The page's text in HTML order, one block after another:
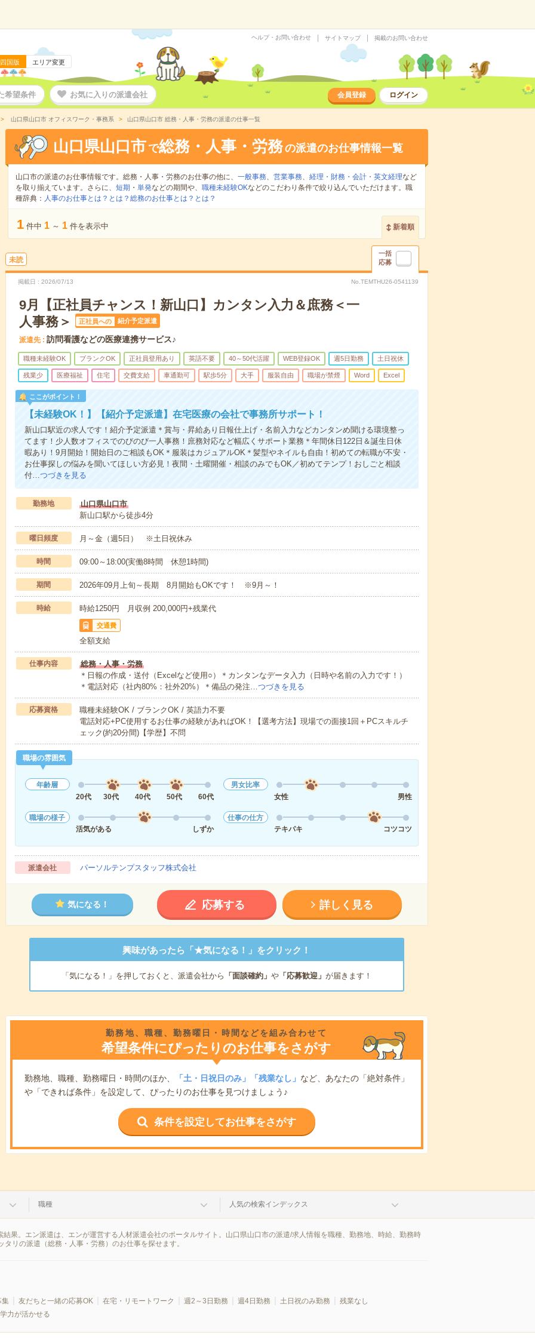
国版 エリア変更
ヘルプ・お問い合わせ サイトマップ 掲載のお問い合わせ
希望条件 お気に入りの派遣会社 会員登録 ログイン
山口県山口市 オフィスワーク・事務系 山口県山口市 総務・人事・労務の派遣の仕事一覧
山口県山口市 で総務・人事・労務の派遣のお仕事情報一覧
山口市の派遣のお仕事情報です。総務・人事・労務のお仕事の他に、 一般事務、 営業事務、 経理・財務・会計・英文経理など
を取り揃えています。さらに、 短期 ・ 単発などの期間や、 職種未経験OKなどのこだわり条件で絞り込んでいただけます。職
種辞典： 人事のお仕事とは？とは？ 総務のお仕事とは？とは？
1 件中 1 ～ 1 件を表示中 新着順
未読
一括
応募
掲載日 2026/07/13 No.TEMTHU26-0541139
9月【正社員チャンス！新山口】カンタン入力＆庶務＜一
人事務＞
正社員への 紹介予定派遣
派遣先 訪問看護などの医療連携サービス♪
職種未経験OK ブランクOK 正社員登用あり 英語不要 40～50代活躍 WEB登録OK 週5日勤務 土日祝休
残業少 医療福祉 住宅 交費支給 車通勤可 駅歩5分 大手 服装自由 職場が禁煙 Word Excel
ここがポイント！
【未経験OK！】【紹介予定派遣】在宅医療の会社で事務所サポート！
新山口駅近の求人です！紹介予定派遣＊賞与・昇給あり日報仕上げ・名前入力などカンタンめ聞ける環境整っ
てます！少人数オフィスでのびのび一人事務！庶務対応など幅広くサポート業務＊年間休日122日＆誕生日休
暇あり！9月開始！開始日のご相談もOK＊服装はカジュアルOK＊髪型やネイルも自由！初めての転職が不安・
お仕事探しの悩みを聞いてほしい方必見！夜間・土曜開催・相談のみでもOK／初めてテンプ！おしごと相談
付…つづきを見る
勤務地
山口県山口市
新山口駅から徒歩4分
曜日頻度 月～金（週5日） ※土日祝休み
時間 09:00～18:00(実働8時間 休憩1時間)
期間 2026年09月上旬～長期 8月開始もOKです！ ※9月～！
時給 時給1250円 月収例 200,000円+残業代
交通費
全額支給
仕事内容
総務・人事・労務
＊日報の作成・送付（Excelなど使用○）＊カンタンなデータ入力（日時や名前の入力です！）
＊電話対応（社内80%：社外20%）＊備品の発注…つづきを見る
応募資格
職種未経験OK / ブランクOK / 英語力不要
電話対応+PC使用するお仕事の経験があればOK！【選考方法】現場での面接1回＋PCスキルチ
ェック(約20分間)【学歴】不問
職場の雰囲気
年齢層
20代
30代 40代 50代 60代
男女比率
女性
男性
職場の様子
活気がある
しずか
仕事の仕方
テキパキ
コツコツ
派遣会社 パーソルテンプスタッフ株式会社
気になる！ 応募する 詳しく見る
興味があったら「★気になる！」をクリック！
「気になる！」を押しておくと、派遣会社から 「面談確約」 や「応募歓迎」 が届きます！
勤務地、職種、勤務曜日・時間などを組み合わせて
希望条件にぴったりのお仕事をさがす
勤務地、職種、勤務曜日・時間のほか、 「土・日祝日のみ」「残業なし」 など、あなたの「絶対条件」
や「できれば条件」を設定して、ぴったりのお仕事を見つけましょう♪
条件を設定してお仕事をさがす
職種 人気の検索インデックス
果。エン派遣は、エンが運営する人材派遣会社のポータルサイト。山口県山口市の派遣/求人情報を職種、勤務地、時給、勤務時
リの派遣（総務・人事・労務）のお仕事を探せます。
集 友だちと一緒の応募OK 在宅・リモートワーク 週2～3日勤務 週4日勤務 土日祝のみ勤務
残業なし
力が活かせる